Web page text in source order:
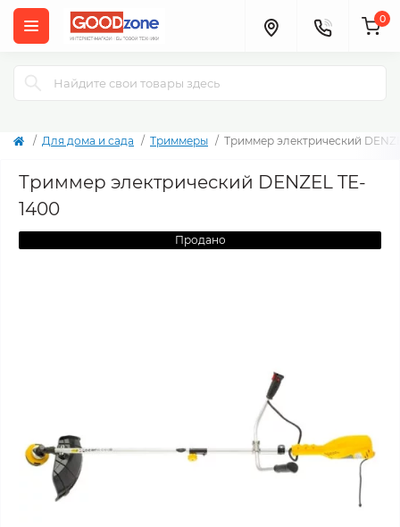
0
Для дома и сада Триммеры Триммер электрический
Триммер электрический DENZEL TE-
1400
Продано